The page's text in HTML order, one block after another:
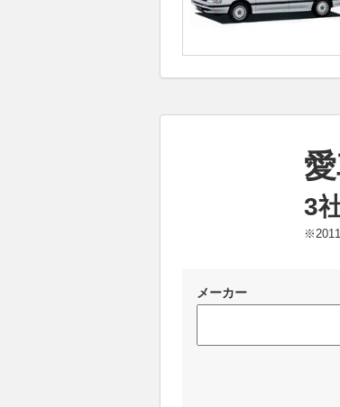
3
メーカー